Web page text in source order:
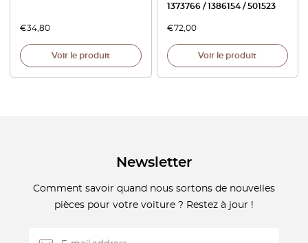
€34,80
Voir le produit
1373766 / 1386154 / 501523
€72,00
Voir le produit
Newsletter
Comment savoir quand nous sortons de nouvelles
pièces pour votre voiture ? Restez à jour !